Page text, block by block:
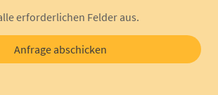
erforderlichen Felder aus.
Anfrage abschicken